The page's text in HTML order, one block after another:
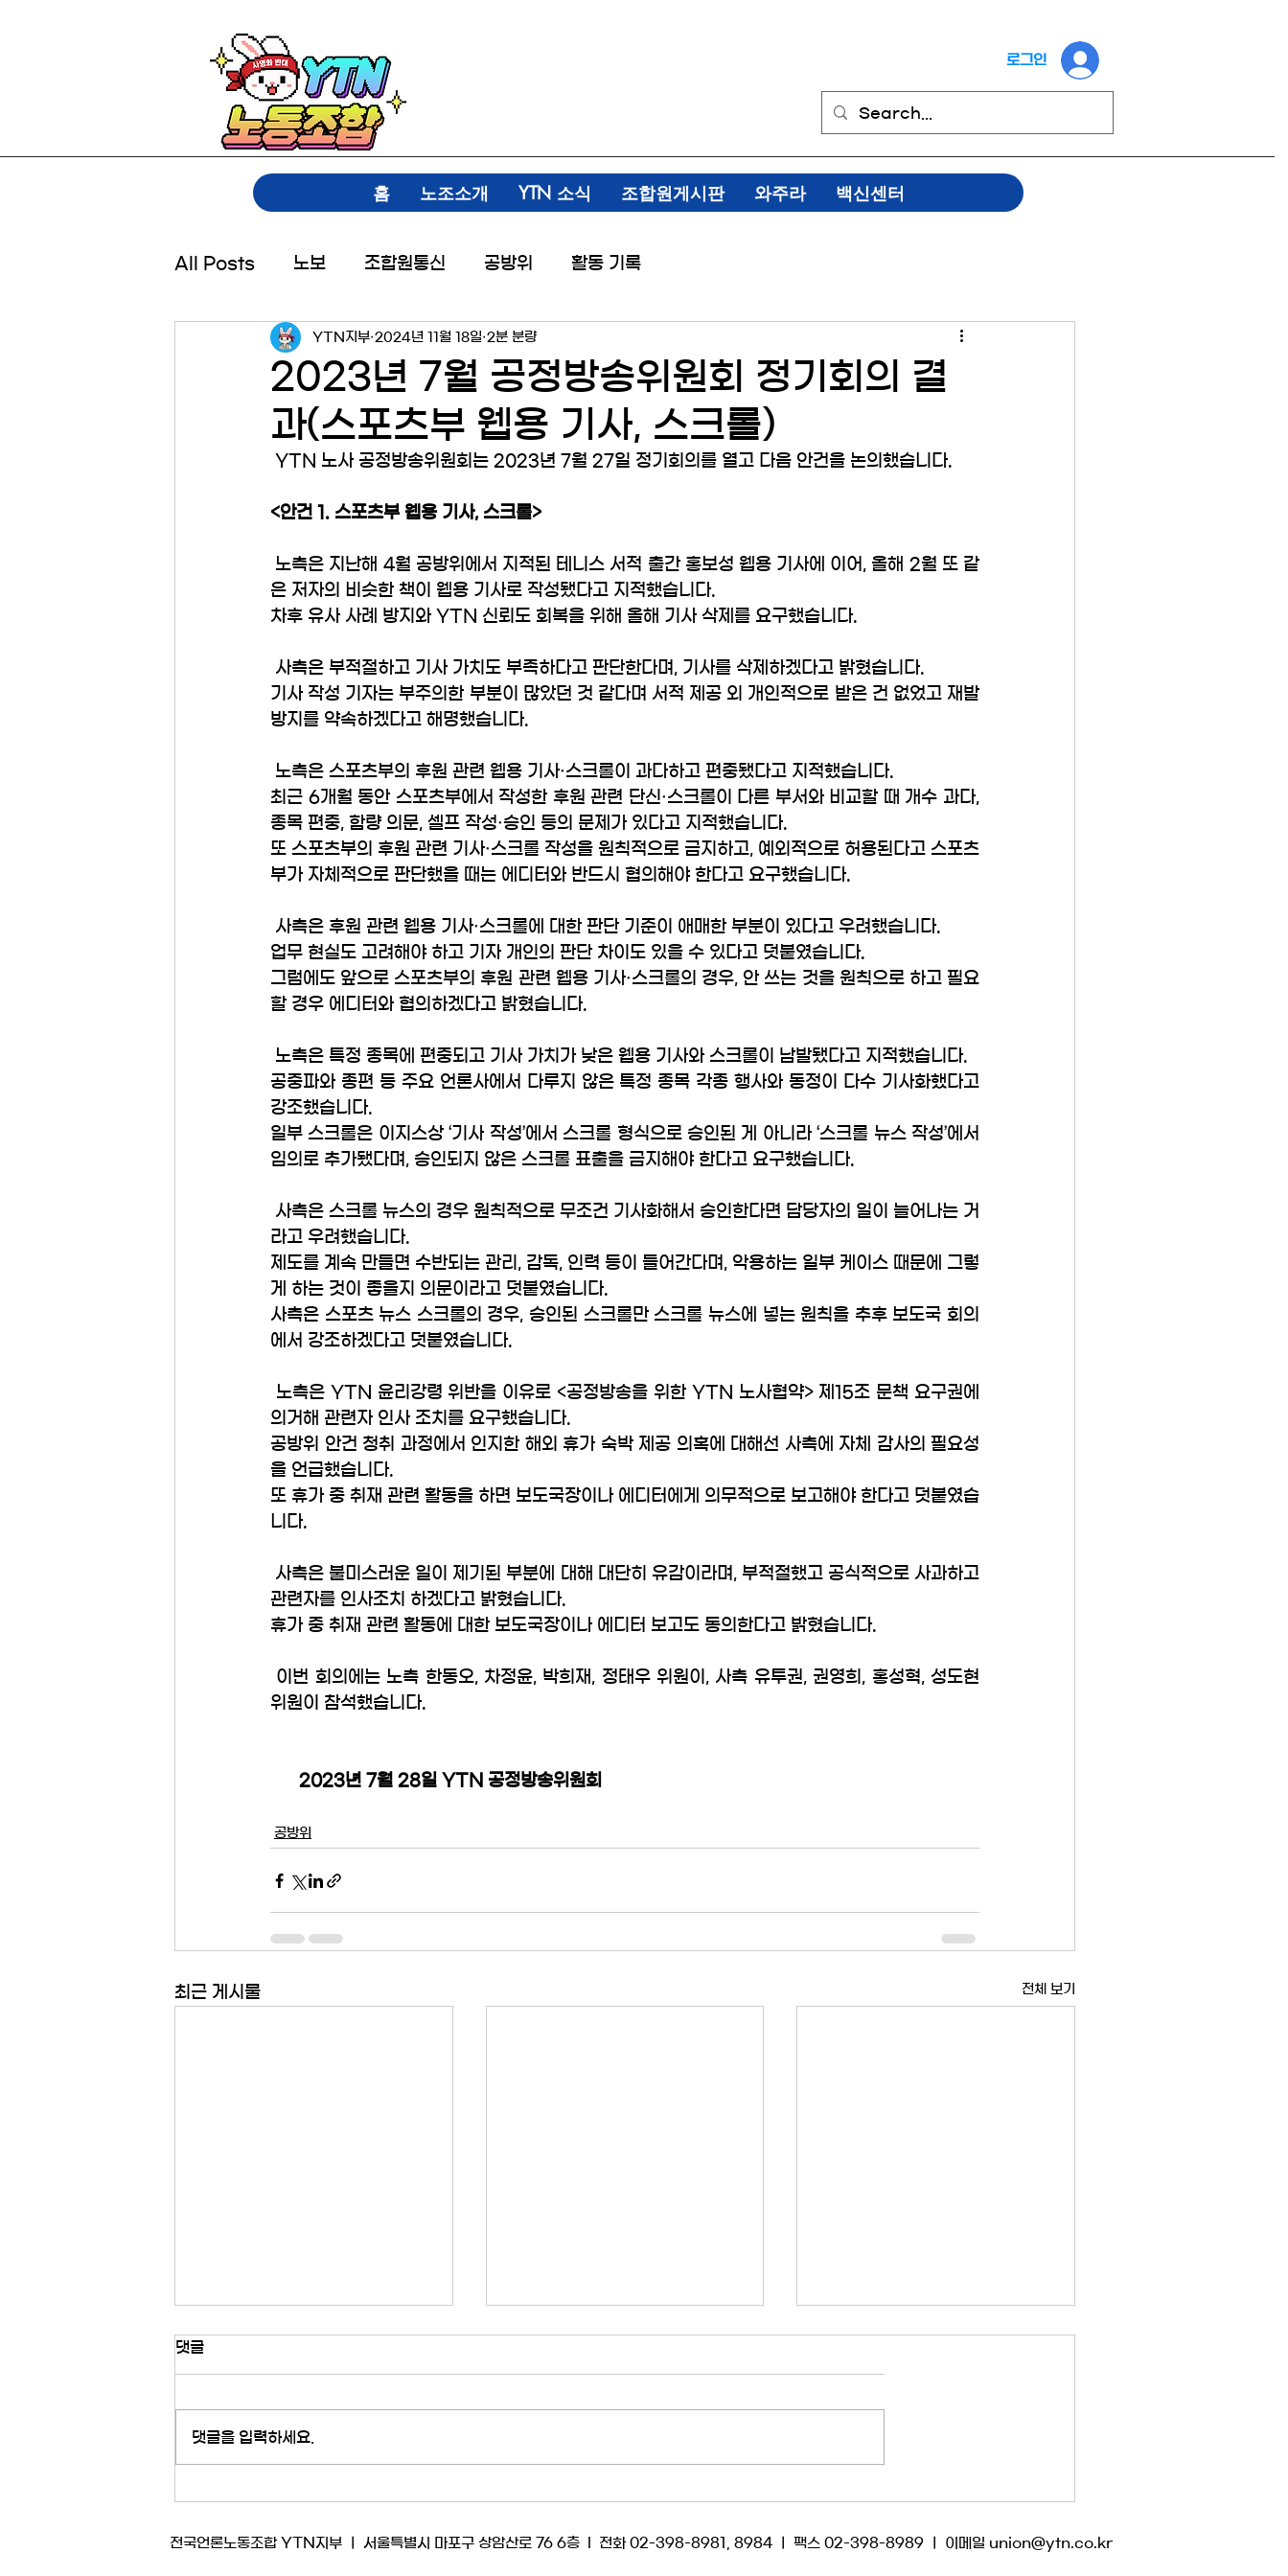
로그인
홈 노조소개 YTN 소식 조합원게시판 와주라 백신센터
All Posts 노보 조합원통신 공방위 활동 기록
2023년 7월 공정방송위원회 정기회의 결
과(스포츠부 웹용 기사, 스크롤)
YTN지부 2024년 11월 18일 2분 분량
YTN 노사 공정방송위원회는 2023년 7월 27일 정기회의를 열고 다음 안건을 논의했습니다.
<안건 1. 스포츠부 웹용 기사, 스크롤>
노측은 지난해 4월 공방위에서 지적된 테니스 서적 출간 홍보성 웹용 기사에 이어, 올해 2월 또 같
은 저자의 비슷한 책이 웹용 기사로 작성됐다고 지적했습니다.
차후 유사 사례 방지와 YTN 신뢰도 회복을 위해 올해 기사 삭제를 요구했습니다.
사측은 부적절하고 기사 가치도 부족하다고 판단한다며, 기사를 삭제하겠다고 밝혔습니다.
기사 작성 기자는 부주의한 부분이 많았던 것 같다며 서적 제공 외 개인적으로 받은 건 없었고 재발
방지를 약속하겠다고 해명했습니다.
노측은 스포츠부의 후원 관련 웹용 기사·스크롤이 과다하고 편중됐다고 지적했습니다.
최근 6개월 동안 스포츠부에서 작성한 후원 관련 단신·스크롤이 다른 부서와 비교할 때 개수 과다,
종목 편중, 함량 의문, 셀프 작성·승인 등의 문제가 있다고 지적했습니다.
또 스포츠부의 후원 관련 기사·스크롤 작성을 원칙적으로 금지하고, 예외적으로 허용된다고 스포츠
부가 자체적으로 판단했을 때는 에디터와 반드시 협의해야 한다고 요구했습니다.
사측은 후원 관련 웹용 기사·스크롤에 대한 판단 기준이 애매한 부분이 있다고 우려했습니다.
업무 현실도 고려해야 하고 기자 개인의 판단 차이도 있을 수 있다고 덧붙였습니다.
그럼에도 앞으로 스포츠부의 후원 관련 웹용 기사·스크롤의 경우, 안 쓰는 것을 원칙으로 하고 필요
할 경우 에디터와 협의하겠다고 밝혔습니다.
노측은 특정 종목에 편중되고 기사 가치가 낮은 웹용 기사와 스크롤이 남발됐다고 지적했습니다.
공중파와 종편 등 주요 언론사에서 다루지 않은 특정 종목 각종 행사와 동정이 다수 기사화했다고
강조했습니다.
일부 스크롤은 이지스상 ‘기사 작성’에서 스크롤 형식으로 승인된 게 아니라 ‘스크롤 뉴스 작성’에서
임의로 추가됐다며, 승인되지 않은 스크롤 표출을 금지해야 한다고 요구했습니다.
사측은 스크롤 뉴스의 경우 원칙적으로 무조건 기사화해서 승인한다면 담당자의 일이 늘어나는 거
라고 우려했습니다.
제도를 계속 만들면 수반되는 관리, 감독, 인력 등이 들어간다며, 악용하는 일부 케이스 때문에 그렇
게 하는 것이 좋을지 의문이라고 덧붙였습니다.
사측은 스포츠 뉴스 스크롤의 경우, 승인된 스크롤만 스크롤 뉴스에 넣는 원칙을 추후 보도국 회의
에서 강조하겠다고 덧붙였습니다.
노측은 YTN 윤리강령 위반을 이유로 <공정방송을 위한 YTN 노사협약> 제15조 문책 요구권에
의거해 관련자 인사 조치를 요구했습니다.
공방위 안건 청취 과정에서 인지한 해외 휴가 숙박 제공 의혹에 대해선 사측에 자체 감사의 필요성
을 언급했습니다.
또 휴가 중 취재 관련 활동을 하면 보도국장이나 에디터에게 의무적으로 보고해야 한다고 덧붙였습
니다.
사측은 불미스러운 일이 제기된 부분에 대해 대단히 유감이라며, 부적절했고 공식적으로 사과하고
관련자를 인사조치 하겠다고 밝혔습니다.
휴가 중 취재 관련 활동에 대한 보도국장이나 에디터 보고도 동의한다고 밝혔습니다.
이번 회의에는 노측 한동오, 차정윤, 박희재, 정태우 위원이, 사측 유투권, 권영희, 홍성혁, 성도현
위원이 참석했습니다.
2023년 7월 28일 YTN 공정방송위원회
공방위
최근 게시물 전체 보기
2026년 6월 공정방송위원회
임시회의 (저널리즘책무위원회
활동에 관한 건)
다음 안건을 논의했습니다. <안건 1.
저널리즘책무위원회 활동에 관한 건
설하고 보도자율성 침해 진상조사
2026년 4월 공정방송위원회
활동에 관한 건)
저널리즘책무위원회 활동에 관한 건
를 구성하고, 보도자율성 침해 진상
2026년 2월 공정방송위원회
운영에 관한 건)
공정방송위원회 운영에 관한 건> 초
은 공정방송위원회 개최를 이어가야
댓글
댓글을 입력하세요.
전국언론노동조합 YTN지부 ㅣ 서울특별시 마포구 상암산로 76 6층 l 전화 02-398-8981, 8984 ㅣ 팩스 02-398-8989 ㅣ 이메일 union@ytn.co.kr